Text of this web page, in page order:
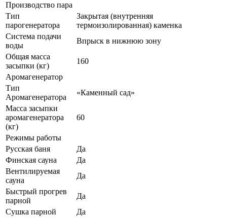
Производство пара
Тип
парогенератора
Закрытая (внутренняя
термоизолированная) каменка
Система подачи
воды
Впрыск в нижнюю зону
Общая масса
засыпки (кг)
160
Аромагенератор
Тип
Аромагенератора
«Каменный сад»
Масса засыпки
аромагенератора
(кг)
60
Режимы работы
Русская баня
Да
Финская сауна
Да
Вентилируемая
сауна
Да
Быстрый прогрев
парной
Да
Сушка парной
Да